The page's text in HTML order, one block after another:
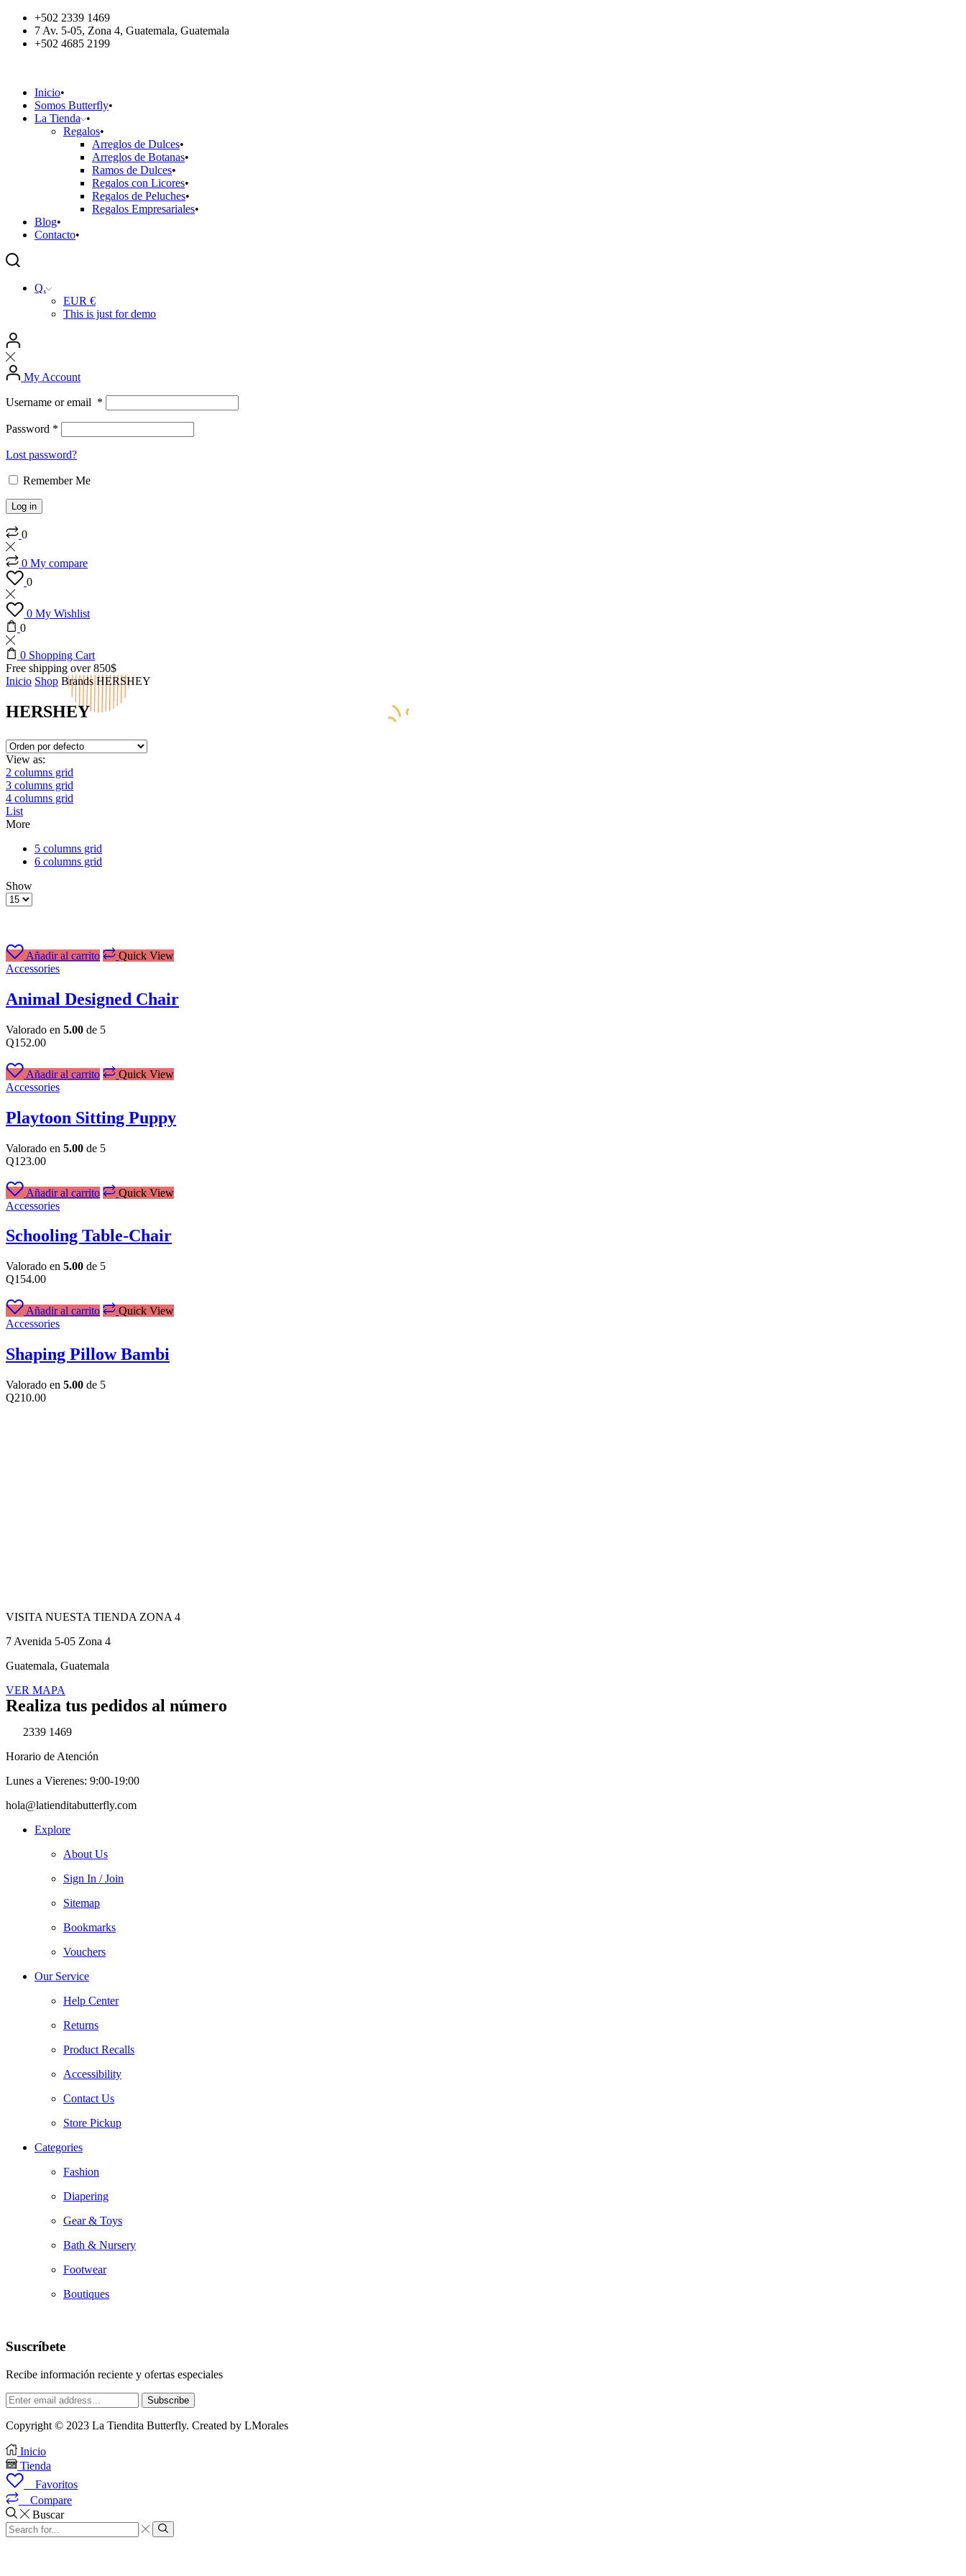
+502 2339 1469
7 Av. 5-05, Zona 4, Guatemala, Guatemala
+502 4685 2199
Inicio
Somos Butterfly
La Tienda
Regalos
Arreglos de Dulces
Arreglos de Botanas
Ramos de Dulces
Regalos con Licores
Regalos de Peluches
Regalos Empresariales
Blog
Contacto
Q.
EUR €
This is just for demo
My Account
Username or email *
Password *
Lost password?
Remember Me
Log in
0
0 My compare
0
0 My Wishlist
0
0 Shopping Cart
Free shipping over 850$
Inicio Shop Brands HERSHEY
HERSHEY
View as:
2 columns grid
3 columns grid
4 columns grid
List
More
5 columns grid
6 columns grid
Show
Products
Añadir al carrito
Quick View
Accessories
Animal Designed Chair
Valorado en 5.00 de 5
Q152.00
Añadir al carrito
Quick View
Accessories
Playtoon Sitting Puppy
Valorado en 5.00 de 5
Q123.00
Añadir al carrito
Quick View
Accessories
Schooling Table-Chair
Valorado en 5.00 de 5
Q154.00
Añadir al carrito
Quick View
Accessories
Shaping Pillow Bambi
Valorado en 5.00 de 5
Q210.00
VISITA NUESTA TIENDA ZONA 4
7 Avenida 5-05 Zona 4
Guatemala, Guatemala
VER MAPA
Facebook
Twitter
Youtube
Telegram
Realiza tus pedidos al número
2339 1469
Horario de Atención
Lunes a Vierenes: 9:00-19:00
hola@latienditabutterfly.com
Explore
About Us
Sign In / Join
Sitemap
Bookmarks
Vouchers
Our Service
Help Center
Returns
Product Recalls
Accessibility
Contact Us
Store Pickup
Categories
Fashion
Diapering
Gear & Toys
Bath & Nursery
Footwear
Boutiques
Suscríbete
Recibe información reciente y ofertas especiales
Copyright © 2023 La Tiendita Butterfly. Created by LMorales
Inicio
Tienda
Favoritos
Compare
Buscar
Search
input
Search